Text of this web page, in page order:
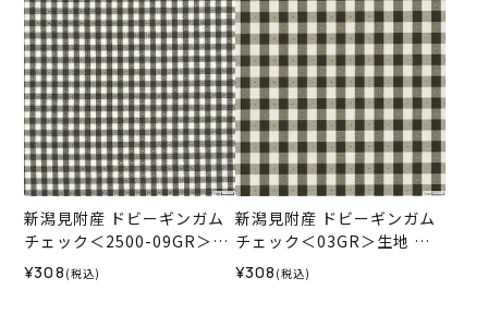
新潟見附産 ドビーギンガム
チェック＜2500-09GR＞生
地 ホビーラホビーレデザイ
ンコレクション
¥308 (税込)
新潟見附産 ドビーギンガム
チェック＜03GR＞生地 ホ
ビーラホビーレデザインコ
レクション
¥308 (税込)